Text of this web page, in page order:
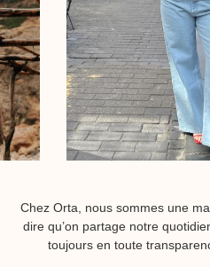
Chez Orta, nous sommes une
dire qu’on partage notre
toujours en toute